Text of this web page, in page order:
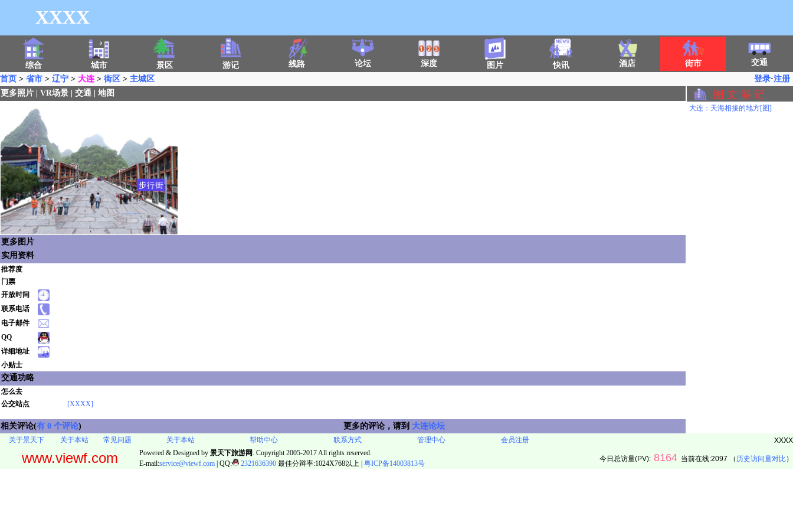
XXXX
综合 城市 景区 游记 线路 论坛 深度 图片 快讯 酒店 街市
交通
首页 > 省市 > 辽宁 > 大连 > 街区 > 主城区 登录·注册
更多照片
VR场景 交通 地图
更多图片
实用资料
推荐度
门票
开放时间
联系电话
电子邮件
QQ
详细地址
小贴士
交通功略
怎么去
公交站点
[XXXX]
相关评论(有 0 个评论) 更多的评论，请到 大连论坛
图 文 游 记
大连：天海相接的地方[图]
关于景天下 关于本站 常见问题 关于本站 帮助中心 联系方式 管理中心 会员注册 XXXX
www.viewf.com Powered & Designed by 景天下旅游网 . Copyright 2005-2017 All rights reserved.
E-mail:service@viewf.com | QQ: 2321636390 最佳分辩率:1024X768以上 | 粤ICP备14003813号
今日总访量(PV): 8164 当前在线:2097 （ 历史访问量对比）